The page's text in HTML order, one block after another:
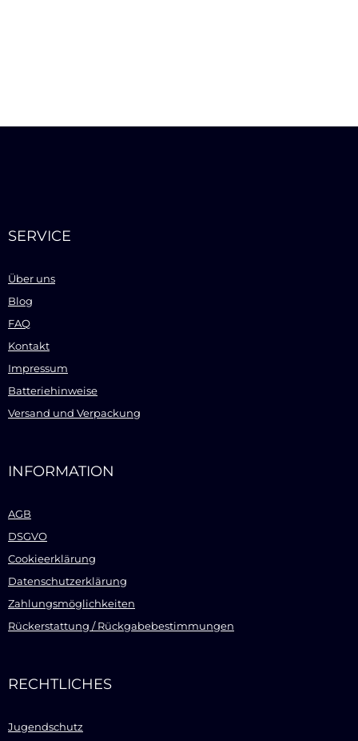
SERVICE
Über uns
Blog
FAQ
Kontakt
Impressum
Batteriehinweise
Versand und Verpackung
INFORMATION
AGB
DSGVO
Cookieerklärung
Datenschutzerklärung
Zahlungsmöglichkeiten
Rückerstattung / Rückgabebestimmungen
RECHTLICHES
Jugendschutz